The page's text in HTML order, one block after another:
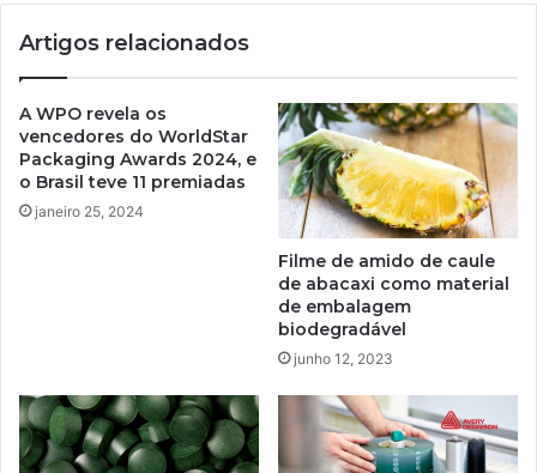
Artigos relacionados
A WPO revela os
vencedores do WorldStar
Packaging Awards 2024, e
o Brasil teve 11 premiadas
janeiro 25, 2024
Filme de amido de caule
de abacaxi como material
de embalagem
biodegradável
junho 12, 2023